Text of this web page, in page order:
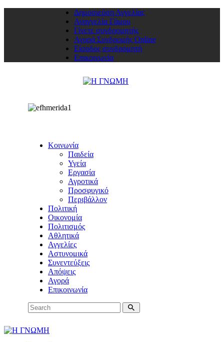
Δημοσιεύση Αγγελίας
Αναγγελία Γάμου
Γίνετε συνδρομητής
Αγορά Συνδρομής Online
Είσοδος συνδρομητή
Επικοινωνία
Κοινωνία
Παιδεία
Υγεία
Εργασία
Αγροτικά
Προσφυγικό
Περιβάλλον
Πολιτική
Οικονομία
Πολιτισμός
Αθλητικά
Αγγελίες
Αστυνομικά
Συνεντεύξεις
Απόψεις
Αγορά
Επικοινωνία